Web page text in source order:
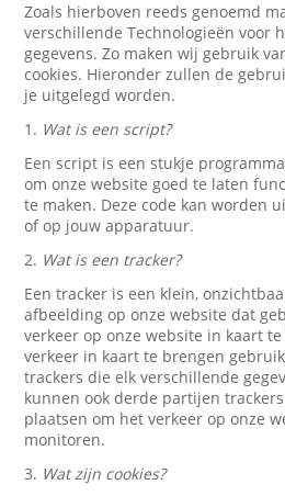
Zoals hierboven reeds genoemd
verschillende Technologieën voor
gegevens. Zo maken wij gebruik
cookies. Hieronder zullen de
je uitgelegd worden.
1. Wat is een script?
Een script is een stukje
om onze website goed te laten
te maken. Deze code kan worden
of op jouw apparatuur.
2. Wat is een tracker?
Een tracker is een klein,
afbeelding op onze website dat
verkeer op onze website in kaart
verkeer in kaart te brengen
trackers die elk verschillende
kunnen ook derde partijen
plaatsen om het verkeer op onze
monitoren.
3. Wat zijn cookies?